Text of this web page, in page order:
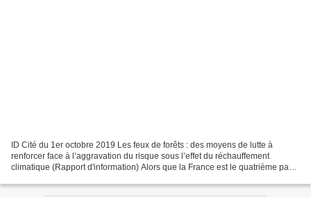
ID Cité du 1er octobre 2019 Les feux de forêts : des moyens de lutte à
renforcer face à l’aggravation du risque sous l’effet du réchauffement
climatique (Rapport d'information) Alors que la France est le quatrième pays